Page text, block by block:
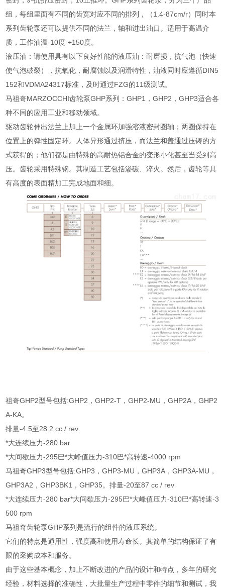
组，每组里面有不同的齿宽对应不同的排列，（1.4-87cm/r）同时本
系列齿轮泵还可以提供不同的法兰，轴和进出油口。适用于高温介
质，工作油温-10度-+150度。
液压油：请使用具有以下良好性能的液压油：耐磨损，抗气泡（快速
使气泡破裂），抗氧化，耐腐蚀以及润滑特性，油液同时应遵循DIN5
152和VDMA24317标准，及时通过FZG的11级测试。
马祖奇MARZOCCHI齿轮泵GHP系列：GHP1，GHP2，GHP3适合各
种不同的应用工业和移动领域。
驱动齿轮伸出法兰上加上一个金属环加强溶液密封圈轴；两圈保持在
位置上的弹性固定环。人体异形通过挤压，而法兰和盖通过压铸的方
式获得的；他们都是由特殊的高耐热铝合金的变形小化甚至当受到高
压。齿轮采用特殊钢。其制造工艺包括渗碳、淬火。然后，齿轮等具
有高度的表面精加工完成地面和细。
祖奇GHP2型号包括:GHP2，GHP2-T，GHP2-MU，GHP2A，GHP2
A-KA。
排量-4.5至28.2 cc / rev
*大连续压力-280 bar
*大间歇压力-295巴*大峰值压力-310巴*高转速-4000 rpm
马祖奇GHP3型号包括:GHP3，GHP3-MU，GHP3A，GHP3A-MU，
GHP3A2，GHP3BK1，GHP35。排量-20至87 cc / rev
*大连续压力-280 bar*大间歇压力-295巴*大峰值压力-310巴*高转速-3
500 rpm
马祖奇齿轮泵GHP系列是流行的组件的液压系统。
它们的特点是通用性，强度高和使用寿命长。其简单的结构保证了有
限的采购成本和服务。
由于这些基本概念，加上不断改进的产品的设计和特点，多年的研究
经验，材料选择的准确性，大批量生产过程中零件的细节和测试，我